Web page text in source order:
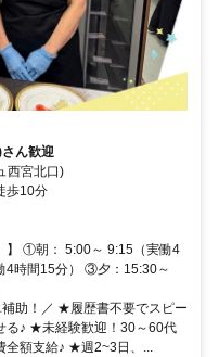
ん歓迎
西宮北口)
歩10分
】 ①朝： 5:00～ 9:15（実働4
4時間15分） ③夕：15:30～
助！／ ★履歴書不要でスピー
る♪ ★未経験歓迎！30～60代
全額支給♪ ★週2~3日、...